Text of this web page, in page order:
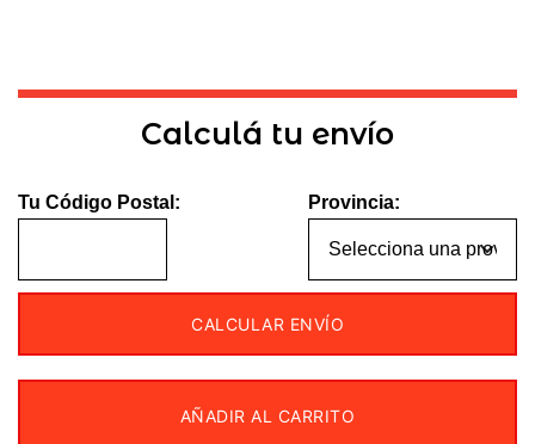
Calculá tu envío
Tu Código Postal: Provincia:
CALCULAR ENVÍO
AÑADIR AL CARRITO